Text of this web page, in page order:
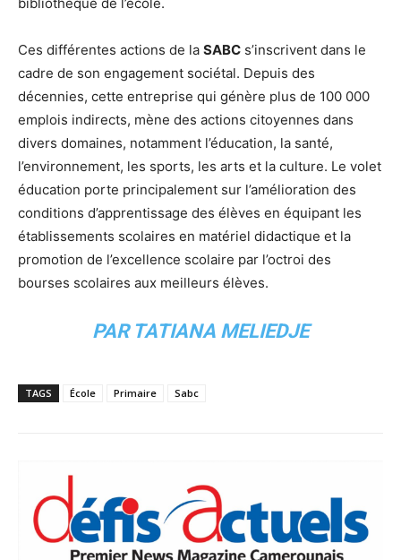
Ces différentes actions de la SABC s’inscrivent dans le
cadre de son engagement sociétal. Depuis des
décennies, cette entreprise qui génère plus de 100 000
emplois indirects, mène des actions citoyennes dans
divers domaines, notamment l’éducation, la santé,
l’environnement, les sports, les arts et la culture. Le volet
éducation porte principalement sur l’amélioration des
conditions d’apprentissage des élèves en équipant les
établissements scolaires en matériel didactique et la
promotion de l’excellence scolaire par l’octroi des
bourses scolaires aux meilleurs élèves.
PAR TATIANA MELIEDJE
TAGS École Primaire Sabc